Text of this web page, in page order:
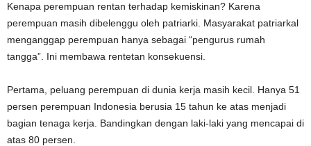
Kenapa perempuan rentan terhadap kemiskinan? Karena
perempuan masih dibelenggu oleh patriarki. Masyarakat patriarkal
menganggap perempuan hanya sebagai “pengurus rumah
tangga”. Ini membawa rentetan konsekuensi.
Pertama, peluang perempuan di dunia kerja masih kecil. Hanya 51
persen perempuan Indonesia berusia 15 tahun ke atas menjadi
bagian tenaga kerja. Bandingkan dengan laki-laki yang mencapai di
atas 80 persen.